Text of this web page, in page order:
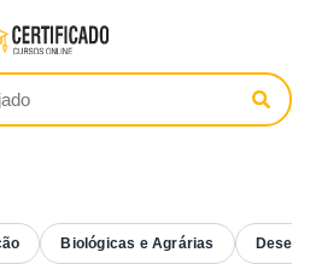
Biológicas e Agrárias